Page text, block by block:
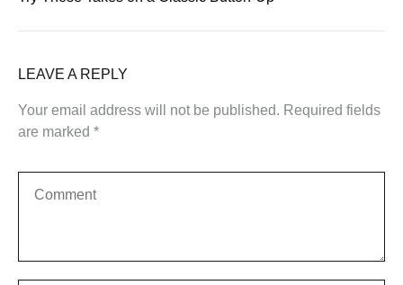
LEAVE A REPLY
Your email address will not be published. Required fields
are marked *